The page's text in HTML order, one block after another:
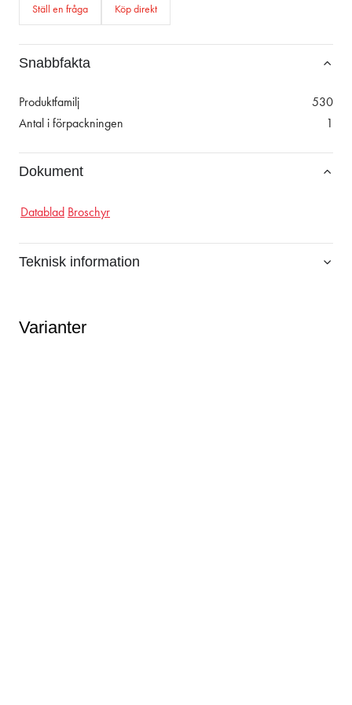
Ställ en fråga Köp direkt
Snabbfakta
Produktfamilj
530
Antal i förpackningen
1
Dokument
Datablad Broschyr
Teknisk information
Varianter